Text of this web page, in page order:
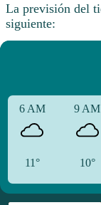
La previsión del
siguiente:
6 AM
11°
9 AM
10°